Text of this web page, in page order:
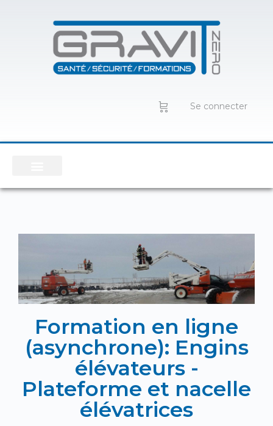
Se connecter
Formation en ligne
(asynchrone): Engins
élévateurs -
Plateforme et nacelle
élévatrices